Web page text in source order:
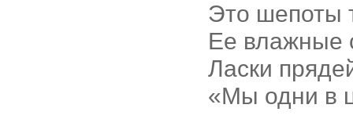
Это шепоты
Ее влажные
Ласки
«Мы одни в